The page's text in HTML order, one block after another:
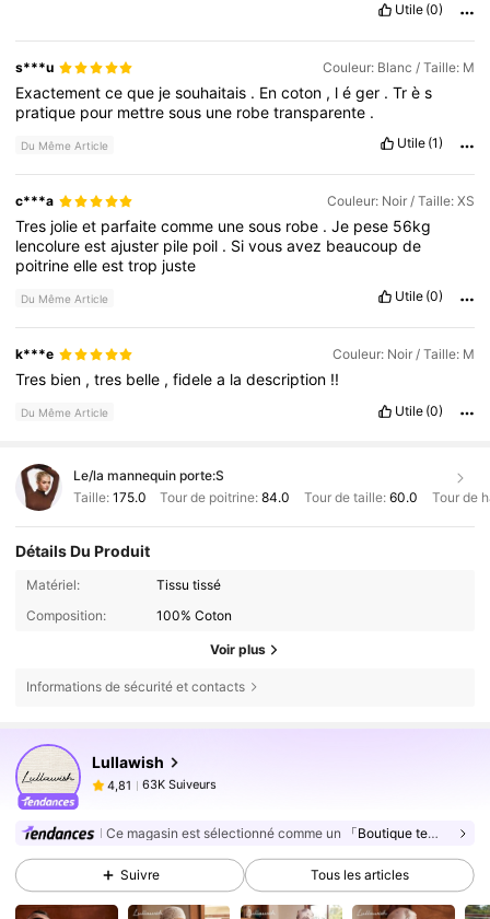
Utile (0)
s***u Couleur: Blanc / Taille: M
Exactementceque jesouhaitais . Encoton , léger .Très
pratique pour mettresous une robetransparente .
Du Même Article Utile (1)
c***a Couleur: Noir / Taille: XS
Tres jolieet parfaitecomme unesous robe .Je pese 56kg
lencolureestajuster pile poil . Sivousavez beaucoupde
poitrineelleesttrop juste
Du Même Article Utile (0)
k***e Couleur: Noir / Taille: M
Tres bien ,tres belle ,fidelea ladescription !!
Du Même Article Utile (0)
Le/la mannequin porte:S
Taille: 175.0 Tour de poitrine:84.0 Tour de taille: 60.0 Tour de
Détails Du Produit
Matériel:
Tissu tissé
Composition:
100% Coton
Voir plus
Informations de sécurité et contacts
Lullawish
4,81
63K Suiveurs
4***9est en train de naviguer
4,81 63K Suiveurs
4,81 63K Suiveurs
4,81 63K Suiveurs
Ce magasin est sélectionné comme un 「Boutique tendance」
Suivre Tous les articles